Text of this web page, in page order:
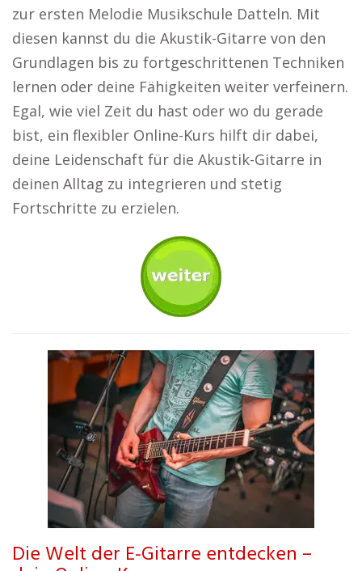
zur ersten Melodie Musikschule Datteln. Mit
diesen kannst du die Akustik-Gitarre von den
Grundlagen bis zu fortgeschrittenen Techniken
lernen oder deine Fähigkeiten weiter verfeinern.
Egal, wie viel Zeit du hast oder wo du gerade
bist, ein flexibler Online-Kurs hilft dir dabei,
deine Leidenschaft für die Akustik-Gitarre in
deinen Alltag zu integrieren und stetig
Fortschritte zu erzielen.
Die Welt der E-Gitarre entdecken –